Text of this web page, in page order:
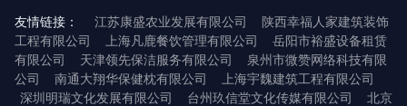
友情链接： 江苏康盛农业发展有限公司
陕西幸福人家建筑装饰
工程有限公司
上海凡鹿餐饮管理有限公司
岳阳市裕盛设备租赁
有限公司
天津领先保洁服务有限公司
泉州市微赞网络科技有限
公司
南通大翔华保健枕有限公司
上海宇魏建筑工程有限公司
深圳明瑞文化发展有限公司
台州玖信堂文化传媒有限公司
北京